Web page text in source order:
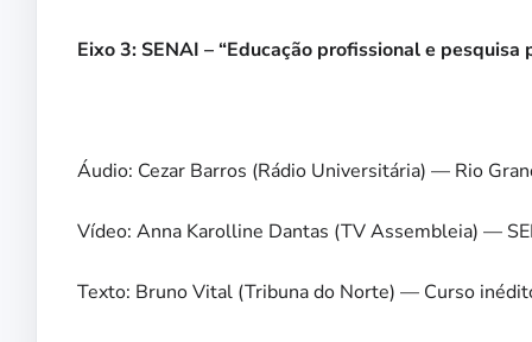
Eixo 3: SENAI – “Educação profissional e
Áudio: Cezar Barros (Rádio Universitária) — Rio
Vídeo: Anna Karolline Dantas (TV Assembleia) —
Texto: Bruno Vital (Tribuna do Norte) — Curso